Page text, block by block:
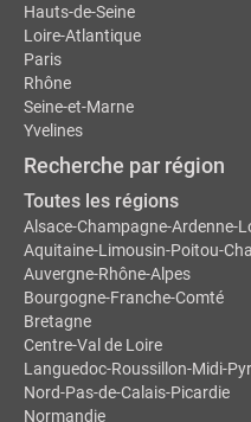
Hauts-de-Seine
Loire-Atlantique
Paris
Rhône
Seine-et-Marne
Yvelines
Recherche par région
Toutes les régions
Alsace-Champagne-Ardenne-
Aquitaine-Limousin-Poitou-
Auvergne-Rhône-Alpes
Bourgogne-Franche-Comté
Bretagne
Centre-Val de Loire
Languedoc-Roussillon-Midi-
Nord-Pas-de-Calais-Picardie
Normandie